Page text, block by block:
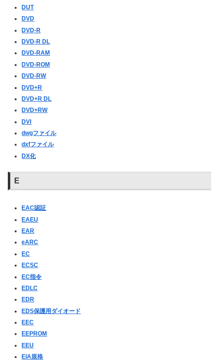
DUT
DVD
DVD-R
DVD-R DL
DVD-RAM
DVD-ROM
DVD-RW
DVD+R
DVD+R DL
DVD+RW
DVI
dwgファイル
dxfファイル
DX化
E
EAC認証
EAEU
EAR
eARC
EC
ECSC
EC指令
EDLC
EDR
EDS保護用ダイオード
EEC
EEPROM
EEU
EIA規格